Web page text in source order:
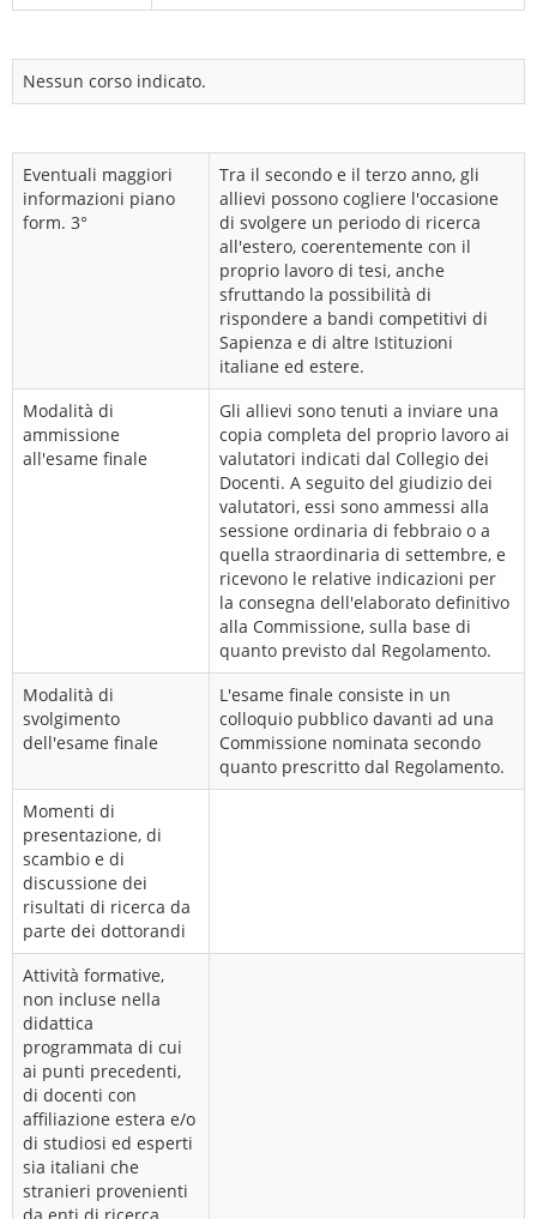
Nessun corso indicato.
Eventuali maggiori
informazioni piano
form. 3°
Tra il secondo e il terzo anno, gli
allievi possono cogliere l'occasione
di svolgere un periodo di ricerca
all'estero, coerentemente con il
proprio lavoro di tesi, anche
sfruttando la possibilità di
rispondere a bandi competitivi di
Sapienza e di altre Istituzioni
italiane ed estere.
Modalità di
ammissione
all'esame finale
Gli allievi sono tenuti a inviare una
copia completa del proprio lavoro ai
valutatori indicati dal Collegio dei
Docenti. A seguito del giudizio dei
valutatori, essi sono ammessi alla
sessione ordinaria di febbraio o a
quella straordinaria di settembre, e
ricevono le relative indicazioni per
la consegna dell'elaborato definitivo
alla Commissione, sulla base di
quanto previsto dal Regolamento.
Modalità di
svolgimento
dell'esame finale
L'esame finale consiste in un
colloquio pubblico davanti ad una
Commissione nominata secondo
quanto prescritto dal Regolamento.
Momenti di
presentazione, di
scambio e di
discussione dei
risultati di ricerca da
parte dei dottorandi
Attività formative,
non incluse nella
didattica
programmata di cui
ai punti precedenti,
di docenti con
affiliazione estera e/o
di studiosi ed esperti
sia italiani che
stranieri provenienti